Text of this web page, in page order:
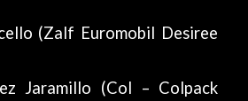
(Zalf Euromobil Desiree
Jaramillo (Col – Colpack